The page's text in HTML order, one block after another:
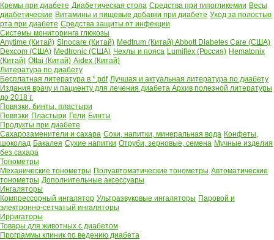
Кремы при диабете Диабетическая стопа Средства при гипогликемии Весы
диабетические Витамины и пищевые добавки при диабете Уход за полостью
рта при диабете Средства защиты от инфекции
Системы мониторинга глюкозы
Anytime (Китай) Sinocare (Китай) Medtrum (Китай)Abbott Diabetes Care (США)
Dexcom (США) Medtronic (США) Чехлы и пояса Lumiflex (Россия) Hematonix
(Китай) Ottai (Китай) Aidex (Китай)
Литература по диабету
Бесплатная литература в *.pdf Лучшая и актуальная литература по диабету
Издания врачу и пациенту для лечения диабета Архив полезной литературы
до 2018 г.
Повязки, бинты, пластыри
Повязки Пластыри Гели Бинты
Продукты при диабете
Сахарозаменители и сахара Соки, напитки, минеральная вода Конфеты,
шоколад Бакалея Сухие напитки Отруби, зерновые, семена Мучные изделия
без сахара
Тонометры
Механические тонометры Полуавтоматические тонометры Автоматические
тонометры Дополнительные аксессуары
Ингаляторы
Компрессорный ингалятор Ультразвуковые ингаляторы Паровой и
электронно-сетчатый ингаляторы
Ирригаторы
Товары для животных с диабетом
Программы клиник по ведению диабета